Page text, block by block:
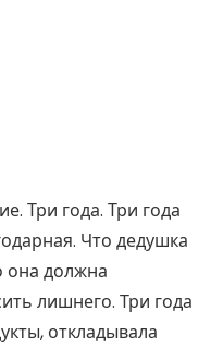
Три года. Три года
Что дедушка
она должна
лишнего. Три года
откладывала